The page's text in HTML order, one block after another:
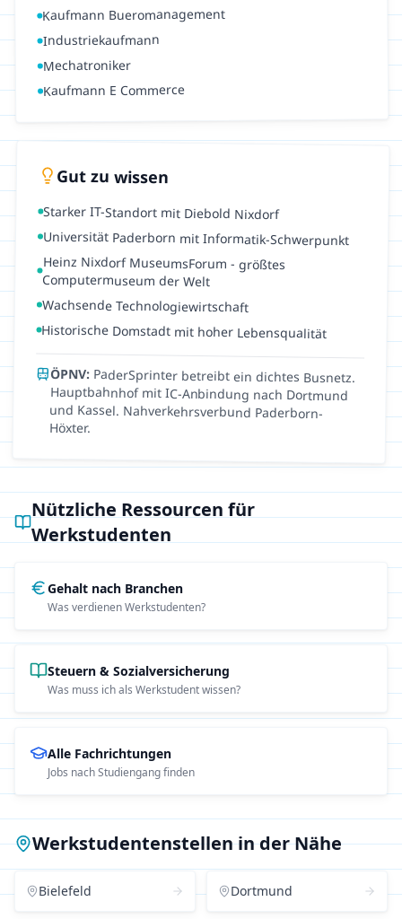
Kaufmann Bueromanagement
Industriekaufmann
Mechatroniker
Kaufmann E Commerce
Gut zu wissen
Starker IT-Standort mit Diebold Nixdorf
Universität Paderborn mit Informatik-Schwerpunkt
Heinz Nixdorf MuseumsForum - größtes
Computermuseum der Welt
Wachsende Technologiewirtschaft
Historische Domstadt mit hoher Lebensqualität
ÖPNV: PaderSprinter betreibt ein dichtes Busnetz.
Hauptbahnhof mit IC-Anbindung nach Dortmund
und Kassel. Nahverkehrsverbund Paderborn-
Höxter.
Nützliche Ressourcen für
Werkstudenten
Gehalt nach Branchen
Was verdienen Werkstudenten?
Steuern & Sozialversicherung
Was muss ich als Werkstudent wissen?
Alle Fachrichtungen
Jobs nach Studiengang finden
Werkstudentenstellen in der Nähe
Bielefeld Dortmund